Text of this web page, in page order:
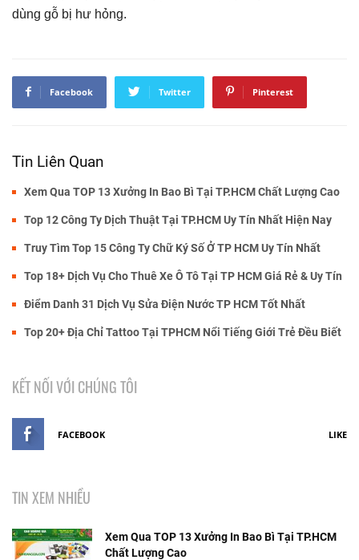
dùng gỗ bị hư hỏng.
Facebook Twitter Pinterest
Tin Liên Quan
Xem Qua TOP 13 Xưởng In Bao Bì Tại TP.HCM Chất Lượng Cao
Top 12 Công Ty Dịch Thuật Tại TP.HCM Uy Tín Nhất Hiện Nay
Truy Tìm Top 15 Công Ty Chữ Ký Số Ở TP HCM Uy Tín Nhất
Top 18+ Dịch Vụ Cho Thuê Xe Ô Tô Tại TP HCM Giá Rẻ & Uy Tín
Điểm Danh 31 Dịch Vụ Sửa Điện Nước TP HCM Tốt Nhất
Top 20+ Địa Chỉ Tattoo Tại TPHCM Nổi Tiếng Giới Trẻ Đều Biết
KẾT NỐI VỚI CHÚNG TÔI
FACEBOOK LIKE
TIN XEM NHIỀU
Xem Qua TOP 13 Xưởng In Bao Bì Tại TP.HCM
Chất Lượng Cao